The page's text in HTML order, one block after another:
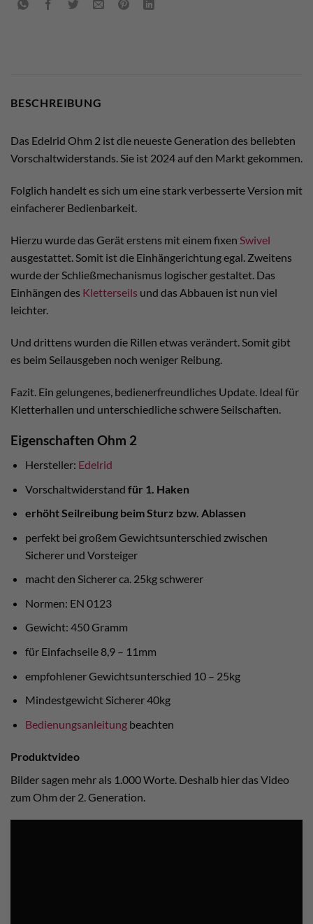
BESCHREIBUNG
Das Edelrid Ohm 2 ist die neueste Generation des beliebten
Vorschaltwiderstands. Sie ist 2024 auf den Markt gekommen.
Folglich handelt es sich um eine stark verbesserte Version mit
einfacherer Bedienbarkeit.
Hierzu wurde das Gerät erstens mit einem fixen Swivel
ausgestattet. Somit ist die Einhängerichtung egal. Zweitens
wurde der Schließmechanismus logischer gestaltet. Das
Einhängen des Kletterseils und das Abbauen ist nun viel
leichter.
Und drittens wurden die Rillen etwas verändert. Somit gibt
es beim Seilausgeben noch weniger Reibung.
Fazit. Ein gelungenes, bedienerfreundliches Update. Ideal für
Kletterhallen und unterschiedliche schwere Seilschaften.
Eigenschaften Ohm 2
Hersteller: Edelrid
Vorschaltwiderstand für 1. Haken
erhöht Seilreibung beim Sturz bzw. Ablassen
perfekt bei großem Gewichtsunterschied zwischen
Sicherer und Vorsteiger
macht den Sicherer ca. 25kg schwerer
Normen: EN 0123
Gewicht: 450 Gramm
für Einfachseile 8,9 – 11mm
empfohlener Gewichtsunterschied 10 – 25kg
Mindestgewicht Sicherer 40kg
Bedienungsanleitungbeachten
Produktvideo
Bilder sagen mehr als 1.000 Worte. Deshalb hier das Video
zum Ohm der 2. Generation.